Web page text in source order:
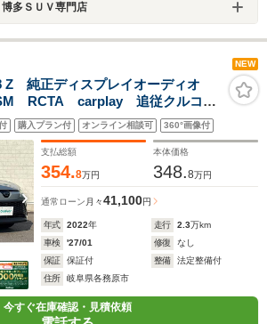
多ＳＵＶ専門店
NEW
Z 純正ディスプレイオーディオ
RCTA carplay 追従クルコ
カメラ ETC ルーフレール 前
ゲート ワンオーナー プッシュ
ー
購入プラン付 オンライン相談可 360°画像付
支払総額
354.8万円
本体価格
348.8万円
通常ローン 月々41,100円
年式 2022年 走行 2.3万km
車検
'27/01 修復
なし
保証
保証付 整備
法定整備付
住所
岐阜県各務原市
今すぐ在庫確認・見積依頼